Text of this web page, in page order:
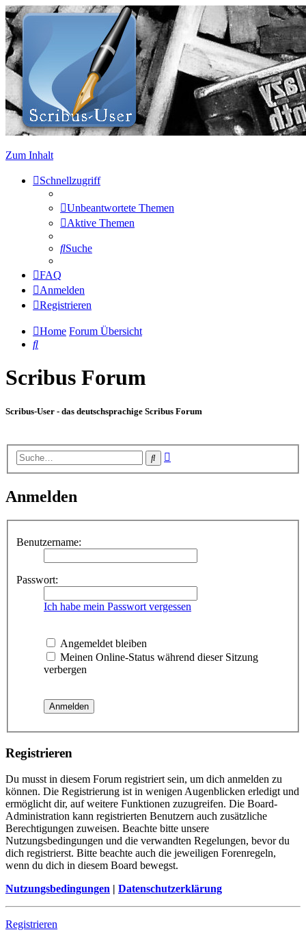
Zum Inhalt
Schnellzugriff
Unbeantwortete Themen
Aktive Themen
Suche
FAQ
Anmelden
Registrieren
Home Forum Übersicht
Suche
Scribus Forum
Scribus-User - das deutschsprachige Scribus Forum
Suche
Anmelden
Benutzername:
Passwort:
Ich habe mein Passwort vergessen
Angemeldet bleiben
Meinen Online-Status während dieser Sitzung
verbergen
Registrieren
Du musst in diesem Forum registriert sein, um dich anmelden zu
können. Die Registrierung ist in wenigen Augenblicken erledigt und
ermöglicht dir, auf weitere Funktionen zuzugreifen. Die Board-
Administration kann registrierten Benutzern auch zusätzliche
Berechtigungen zuweisen. Beachte bitte unsere
Nutzungsbedingungen und die verwandten Regelungen, bevor du
dich registrierst. Bitte beachte auch die jeweiligen Forenregeln,
wenn du dich in diesem Board bewegst.
Nutzungsbedingungen | Datenschutzerklärung
Registrieren